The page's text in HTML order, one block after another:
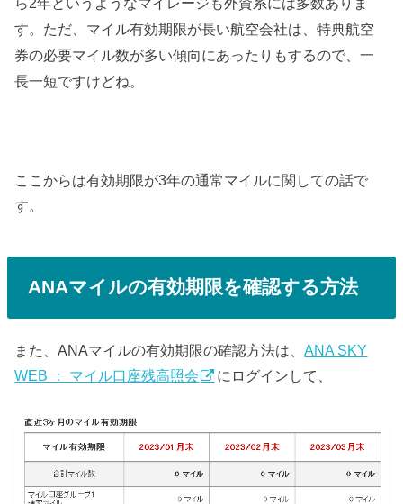
す。 ただ、マイル有効期限が長い航空会社は、特典航空
券の必要マイル数が多い傾向にあったりもするので、一
長一短ですけどね。
ここからは有効期限が3年の通常マイルに関しての話で
す。
ANAマイルの有効期限を確認する方法
また、ANAマイルの有効期限の確認方法は、 ANA SKY
WEB ： マイル口座残高照会
にログインして、